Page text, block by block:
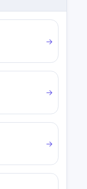
→
→
→